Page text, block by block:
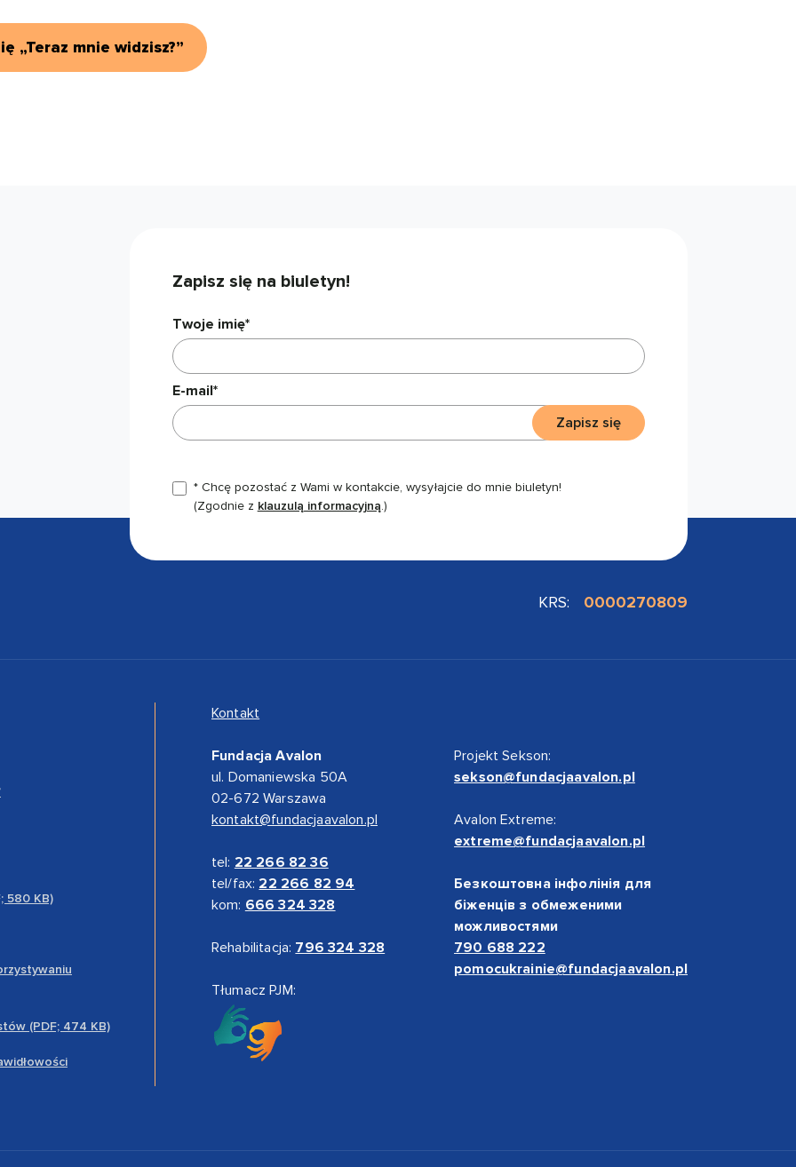
„Teraz mnie widzisz?”
Zapisz się na biuletyn!
Twoje imię*
E-mail*
* Chcę pozostać z Wami w kontakcie, wysyłajcie do mnie biuletyn!
(Zgodnie z klauzulą informacyjną.)
Zapisz się
KRS: 0000270809
580 KB)
(PDF; 474 KB)
Kontakt
Fundacja Avalon
ul. Domaniewska 50A
02-672 Warszawa
kontakt@fundacjaavalon.pl
tel: 22 266 82 36
tel/fax: 22 266 82 94
kom: 666 324 328
Rehabilitacja: 796 324 328
Tłumacz PJM:
Projekt Sekson:
sekson@fundacjaavalon.pl
Avalon Extreme:
extreme@fundacjaavalon.pl
Безкоштовна інфолінія для
біженців з обмеженими
можливостями
790 688 222
pomocukrainie@fundacjaavalon.pl